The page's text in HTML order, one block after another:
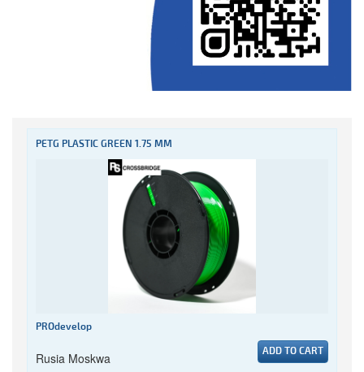
PETG PLASTIC GREEN 1.75 MM
PROdevelop
Rusia Moskwa ADD TO CART